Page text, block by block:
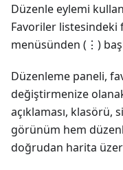
Düzenle eylemi
Favoriler listesindeki
menüsünden (⋮)
Düzenleme paneli,
değiştirmenize
açıklaması, klasörü,
görünüm hem
doğrudan harita